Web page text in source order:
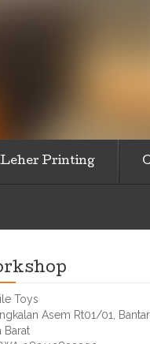
Printing
Toys
Asem Rt01/01,
Barat